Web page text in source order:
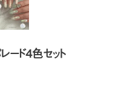
ード4色セット